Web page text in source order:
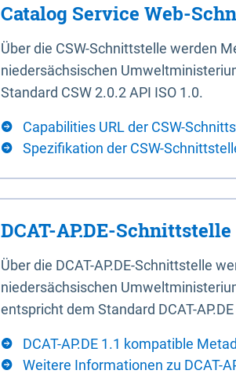
Catalog Service Web-
Über die CSW-Schnittstelle werden
niedersächsischen
Standard CSW 2.0.2 API ISO 1.0.
Capabilities URL der CSW-
Spezifikation der CSW-
DCAT-AP.DE-Schnittstelle
Über die DCAT-AP.DE-Schnittstelle
niedersächsischen
entspricht dem Standard DCAT-
DCAT-AP.DE 1.1 kompatible
Weitere Informationen zu DCAT-